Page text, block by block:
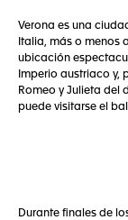
Verona es una
Italia, más o menos
ubicación
Imperio austriaco y,
Romeo y Julieta del
puede visitarse el
Durante finales de